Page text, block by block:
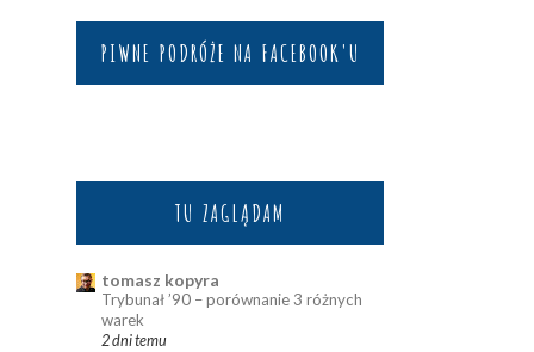
PIWNE PODRÓŻE NA FACEBOOK'U
TU ZAGLĄDAM
tomasz kopyra
Trybunał ’90 – porównanie 3 różnych
warek
2 dni temu